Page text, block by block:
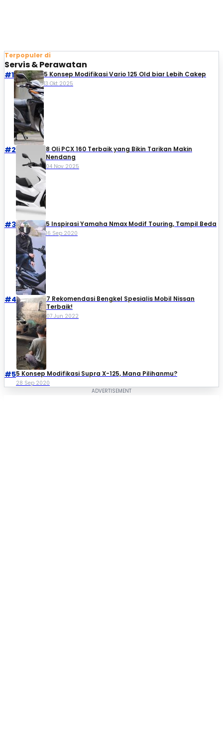
Terpopuler di
Servis & Perawatan
#1 5 Konsep Modifikasi Vario 125 Old biar Lebih Cakep
13 Okt 2025
#2
8 Oli PCX 160 Terbaik yang Bikin Tarikan Makin
Nendang
04 Nov 2025
#3 5 Inspirasi Yamaha Nmax Modif Touring, Tampil Beda
16 Sep 2020
#4
7 Rekomendasi Bengkel Spesialis Mobil Nissan
Terbaik!
07 Jun 2022
#55 Konsep Modifikasi Supra X-125, Mana Pilihanmu?
28 Sep 2020